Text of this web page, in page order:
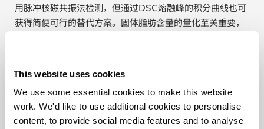
This website uses cookies
We use some essential cookies to make this website
work. We'd like to use additional cookies to personalise
content, to provide social media features and to analyse
用脉冲核磁共振法检测，但通过DSC熔融峰的积分曲线也可
获得简便可行的替代方案。固体脂肪含量的量化至关重要，
性来满足消费者的需求。图5展示了三类巧克力的固体脂肪